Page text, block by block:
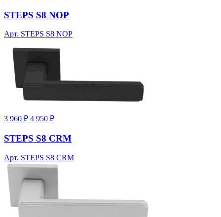
STEPS S8 NOP
Арт. STEPS S8 NOP
3 960 ₽ 4 950 ₽
STEPS S8 CRM
Арт. STEPS S8 CRM